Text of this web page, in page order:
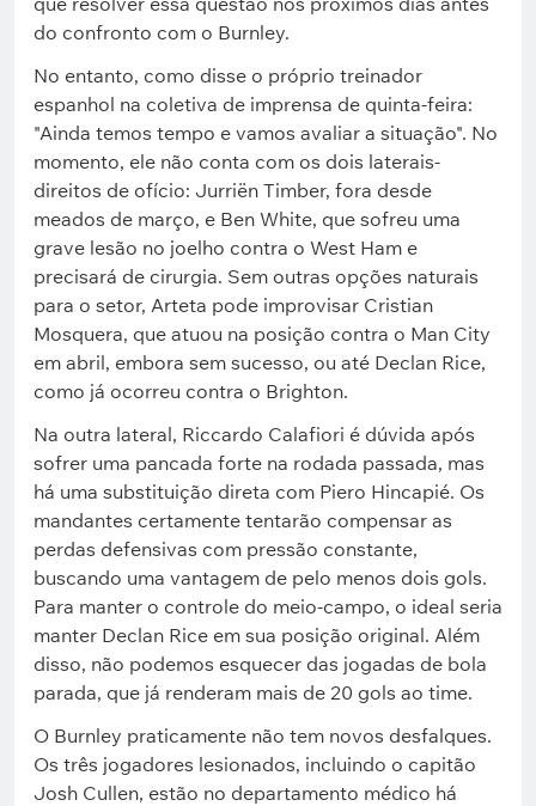
do confronto com o Burnley.
No entanto, como disse o próprio treinador
espanhol na coletiva de imprensa de quinta-feira:
"Ainda temos tempo e vamos avaliar a situação". No
momento, ele não conta com os dois laterais-
direitos de ofício: Jurriën Timber, fora desde
meados de março, e Ben White, que sofreu uma
grave lesão no joelho contra o West Ham e
precisará de cirurgia. Sem outras opções naturais
para o setor, Arteta pode improvisar Cristian
Mosquera, que atuou na posição contra o Man City
em abril, embora sem sucesso, ou até Declan Rice,
como já ocorreu contra o Brighton.
Na outra lateral, Riccardo Calafiori é dúvida após
sofrer uma pancada forte na rodada passada, mas
há uma substituição direta com Piero Hincapié. Os
mandantes certamente tentarão compensar as
perdas defensivas com pressão constante,
buscando uma vantagem de pelo menos dois gols.
Para manter o controle do meio-campo, o ideal seria
manter Declan Rice em sua posição original. Além
disso, não podemos esquecer das jogadas de bola
parada, que já renderam mais de 20 gols ao time.
O Burnley praticamente não tem novos desfalques.
Os três jogadores lesionados, incluindo o capitão
Josh Cullen, estão no departamento médico há